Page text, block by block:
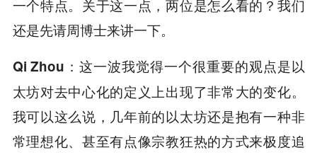
一个特点。关于这一点，两位是怎么看的？我们
还是先请周博士来讲一下。
Qi Zhou：这一波我觉得一个很重要的观点是以
太坊对去中心化的定义上出现了非常大的变化。
我可以这么说，几年前的以太坊还是抱有一种非
常理想化、甚至有点像宗教狂热的方式来极度追